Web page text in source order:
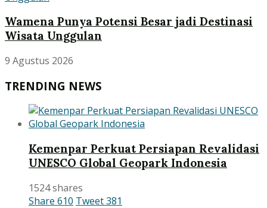
Wamena Punya Potensi Besar jadi Destinasi
Wisata Unggulan
9 Agustus 2026
TRENDING NEWS
Kemenpar Perkuat Persiapan Revalidasi
UNESCO Global Geopark Indonesia
1524 shares
Share 610 Tweet381